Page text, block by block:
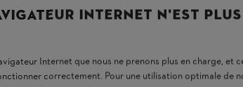
recommandé de
de vie. Le filtre à carburant doit lui aussi être
INTERNET N'EST
Internet que nous ne prenons plus en charge, et
correctement. Pour une utilisation optimale de